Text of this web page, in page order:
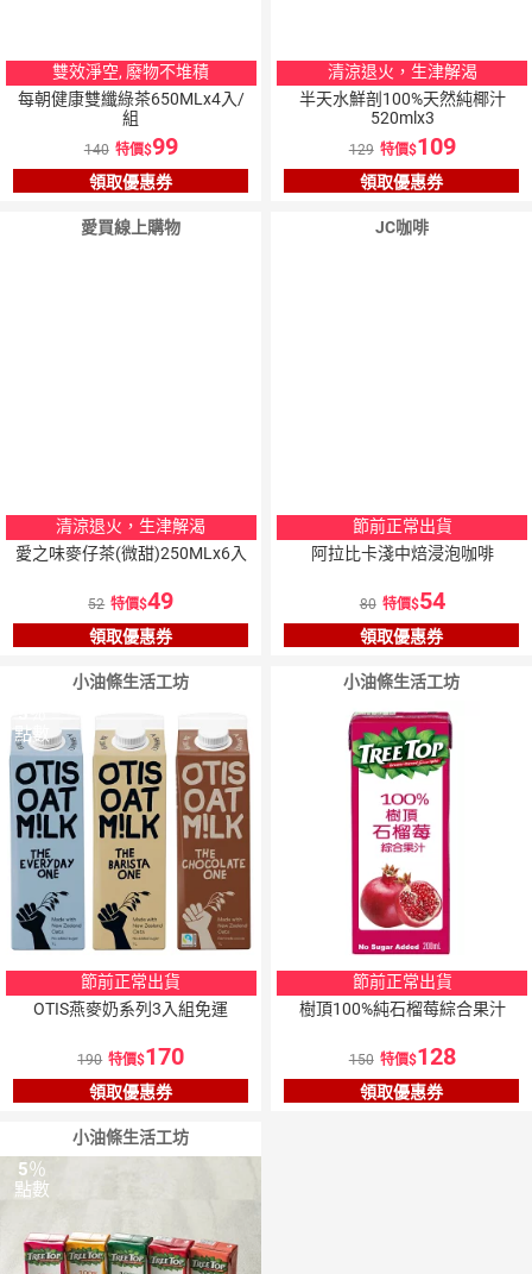
雙效淨空, 廢物不堆積
每朝健康雙纖綠茶650MLx4入/
組
140 特價 99
領取優惠券
清涼退火，生津解渴
半天水鮮剖100%天然純椰汁
520mlx3
129 特價 109
領取優惠券
愛買線上購物
清涼退火，生津解渴
愛之味麥仔茶(微甜)250MLx6入
52 特價 49
領取優惠券
JC咖啡
節前正常出貨
阿拉比卡淺中焙浸泡咖啡
80 特價 54
領取優惠券
小油條生活工坊
點數
節前正常出貨
OTIS燕麥奶系列3入組免運
190 特價 170
領取優惠券
小油條生活工坊
節前正常出貨
樹頂100%純石榴莓綜合果汁
150 特價 128
領取優惠券
小油條生活工坊
5％
點數